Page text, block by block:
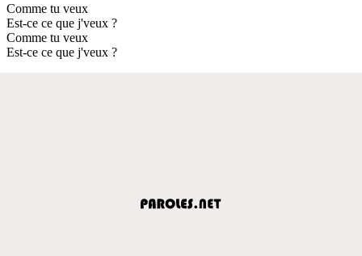
Comme tu veux
Est-ce ce que j'veux ?
Comme tu veux
Est-ce ce que j'veux ?